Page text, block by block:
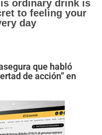
que habló
de acción” en